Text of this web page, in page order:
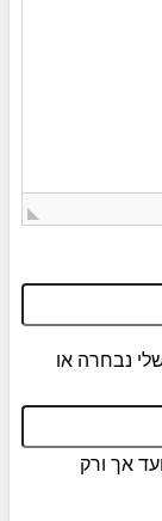
נבחרה או
אך ורק